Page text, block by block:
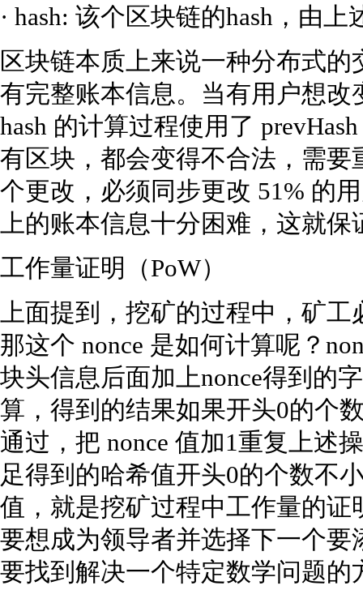
· hash: 该个区块链的hash，由
区块链本质上来说一种分布式
有完整账本信息。当有用户想
hash 的计算过程使用了
有区块，都会变得不合法，需要
个更改，必须同步更改 51% 的
上的账本信息十分困难，这就保
工作量证明（PoW）
上面提到，挖矿的过程中，矿工
那这个 nonce 是如何计算呢？
块头信息后面加上nonce得到的
算，得到的结果如果开头0的个
通过，把 nonce 值加1重复上述
足得到的哈希值开头0的个数不
值，就是挖矿过程中工作量的
要想成为领导者并选择下一个
要找到解决一个特定数学问题